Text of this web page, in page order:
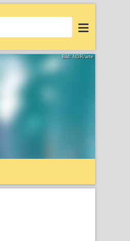
Login
Bild: NDR/arte